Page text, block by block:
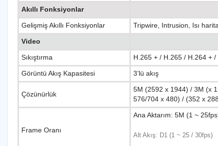
Akıllı Fonksiyonlar
Gelişmiş Akıllı Fonksiyonlar Tripwire, Intrusion, Isı
Video
Sıkıştırma H.265 + / H.265 / H.264 + /
Görüntü Akış Kapasitesi 3’lü akış
Çözünürlük
5M (2592 x 1944) / 3M (x
576/704 x 480) / (352 x
Frame Oranı
Ana Aktarım: 5M (1 ~
Alt Akış: D1 (1 ~ 25 / 30fps)